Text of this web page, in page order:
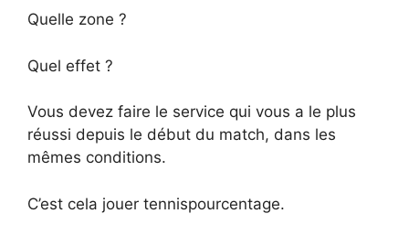
Quelle zone ?
Quel effet ?
Vous devez faire le service qui vous a le plus
réussi depuis le début du match, dans les
mêmes conditions.
C’est cela jouer tennispourcentage.